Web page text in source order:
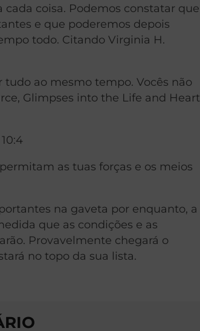
coisa. Podemos constatar que
e que poderemos depois
todo. Citando Virginia H.
ao mesmo tempo. Vocês não
Glimpses into the Life and Heart
as tuas forças e os meios
na gaveta por enquanto, a
que as condições e as
Provavelmente chegará o
no topo da sua lista.